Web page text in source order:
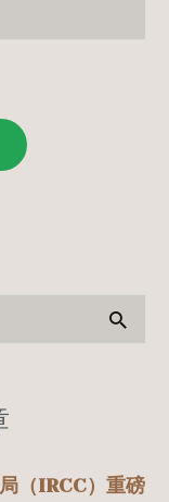
（IRCC）重磅